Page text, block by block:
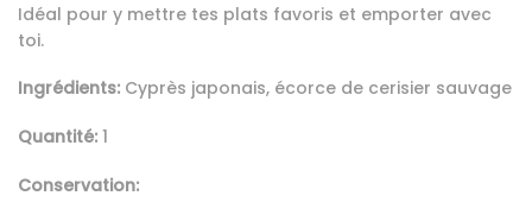
Idéal pour y mettre tes plats favoris et emporter avec
toi.
Ingrédients: Cyprès japonais, écorce de cerisier sauvage
Quantité: 1
Conservation: